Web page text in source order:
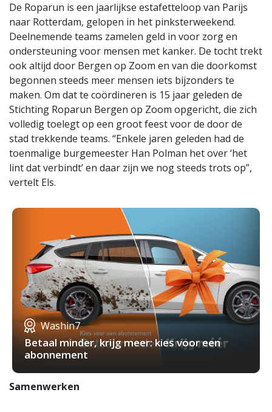
De Roparun is een jaarlijkse estafetteloop van Parijs
naar Rotterdam, gelopen in het pinksterweekend.
Deelnemende teams zamelen geld in voor zorg en
ondersteuning voor mensen met kanker. De tocht trekt
ook altijd door Bergen op Zoom en van die doorkomst
begonnen steeds meer mensen iets bijzonders te
maken. Om dat te coördineren is 15 jaar geleden de
Stichting Roparun Bergen op Zoom opgericht, die zich
volledig toelegt op een groot feest voor de door de
stad trekkende teams. “Enkele jaren geleden had de
toenmalige burgemeester Han Polman het over ‘het
lint dat verbindt’ en daar zijn we nog steeds trots op”,
vertelt Els.
Washin7
Betaal minder, krijg meer: kies voor een
abonnement
Samenwerken